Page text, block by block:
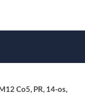
Co5, PR, 14-os,